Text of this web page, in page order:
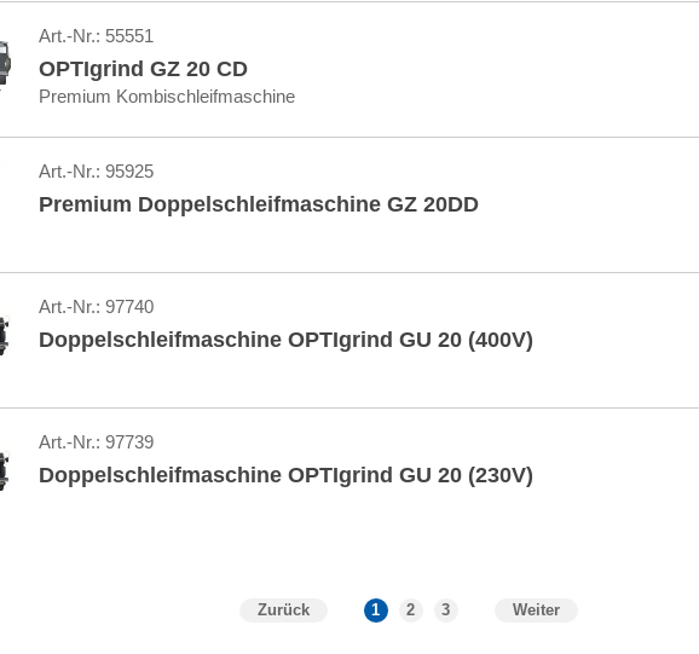
Art.-Nr.: 55551
OPTIgrind GZ 20 CD
Premium Kombischleifmaschine
Art.-Nr.: 95925
Premium Doppelschleifmaschine GZ 20DD
Art.-Nr.: 97740
Doppelschleifmaschine OPTIgrind GU 20 (400V)
Art.-Nr.: 97739
Doppelschleifmaschine OPTIgrind GU 20 (230V)
Zurück 1 2 3 Weiter